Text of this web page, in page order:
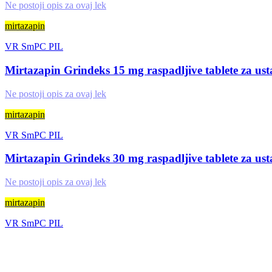
Ne postoji opis za ovaj lek
mirtazapin
VR SmPC PIL
Mirtazapin Grindeks 15 mg raspadljive tablete za
Ne postoji opis za ovaj lek
mirtazapin
VR SmPC PIL
Mirtazapin Grindeks 30 mg raspadljive tablete za
Ne postoji opis za ovaj lek
mirtazapin
VR SmPC PIL